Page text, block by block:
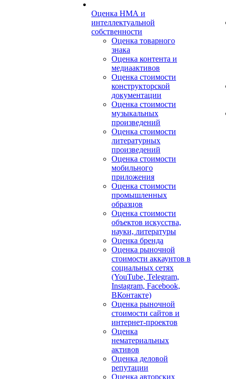
Оценка НМА и
интеллектуальной
собственности
Оценка товарного
знака
Оценка контента и
медиаактивов
Оценка стоимости
конструкторской
документации
Оценка стоимости
музыкальных
произведений
Оценка стоимости
литературных
произведений
Оценка стоимости
мобильного
приложения
Оценка стоимости
промышленных
образцов
Оценка стоимости
объектов искусства,
науки, литературы
Оценка бренда
Оценка рыночной
стоимости аккаунтов в
социальных сетях
(YouTube, Telegram,
Instagram, Facebook,
ВКонтакте)
Оценка рыночной
стоимости сайтов и
интернет-проектов
Оценка
нематериальных
активов
Оценка деловой
репутации
Оценка авторских